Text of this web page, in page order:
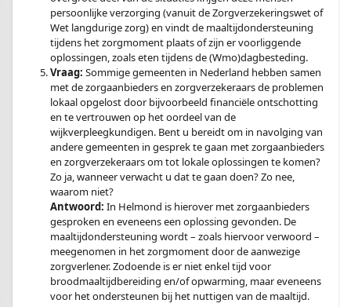
persoonlijke verzorging (vanuit de Zorgverzekeringswet of
Wet langdurige zorg) en vindt de maaltijdondersteuning
tijdens het zorgmoment plaats of zijn er voorliggende
oplossingen, zoals eten tijdens de (Wmo)dagbesteding.
Vraag: Sommige gemeenten in Nederland hebben samen
met de zorgaanbieders en zorgverzekeraars de problemen
lokaal opgelost door bijvoorbeeld financiële ontschotting
en te vertrouwen op het oordeel van de
wijkverpleegkundigen. Bent u bereidt om in navolging van
andere gemeenten in gesprek te gaan met zorgaanbieders
en zorgverzekeraars om tot lokale oplossingen te komen?
Zo ja, wanneer verwacht u dat te gaan doen? Zo nee,
waarom niet?
Antwoord: In Helmond is hierover met zorgaanbieders
gesproken en eveneens een oplossing gevonden. De
maaltijdondersteuning wordt – zoals hiervoor verwoord –
meegenomen in het zorgmoment door de aanwezige
zorgverlener. Zodoende is er niet enkel tijd voor
broodmaaltijdbereiding en/of opwarming, maar eveneens
voor het ondersteunen bij het nuttigen van de maaltijd.